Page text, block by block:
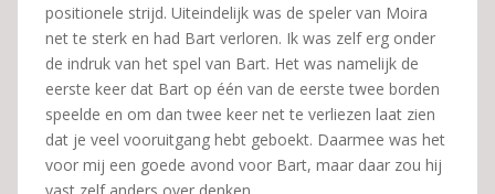
positionele strijd. Uiteindelijk was de speler van Moira
net te sterk en had Bart verloren. Ik was zelf erg onder
de indruk van het spel van Bart. Het was namelijk de
eerste keer dat Bart op één van de eerste twee borden
speelde en om dan twee keer net te verliezen laat zien
dat je veel vooruitgang hebt geboekt. Daarmee was het
voor mij een goede avond voor Bart, maar daar zou hij